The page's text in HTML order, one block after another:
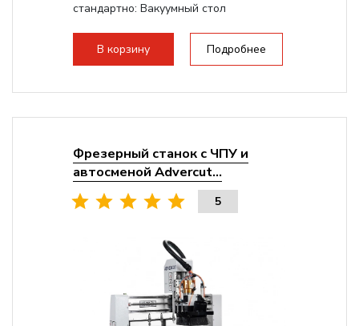
стандартно: Вакуумный стол
Мощность инвертора:
10500 Вт
Охлаждение шпинделя:Воздушное
В корзину Подробнее
Фрезерный станок с ЧПУ и
автосменой Advercut...
5